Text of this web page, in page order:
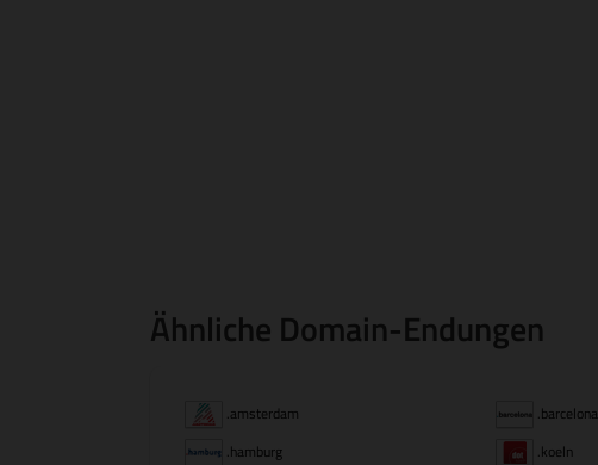
Ähnliche Domain-Endungen
.amsterdam .barcelona
.hamburg
.koeln